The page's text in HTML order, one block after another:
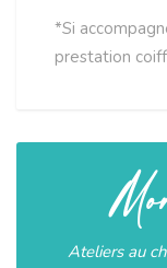
*Si
prestation
Ateliers au